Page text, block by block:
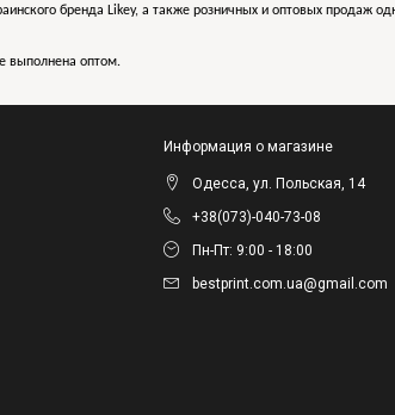
бренда Likey, а также розничных и оптовых продаж
выполнена оптом.
Информация о магазине
Одесса, ул. Польская, 14
+38(073)-040-73-08
Пн-Пт: 9:00 - 18:00
bestprint.com.ua@gmail.com